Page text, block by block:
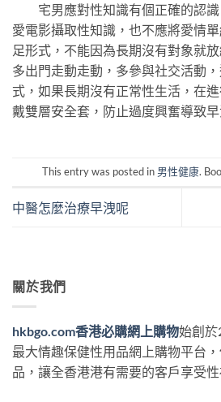
宅男應對性知識有個正確的認識
愛電影攝取性知識，也不應將愛情
足形式，不能因為長期沒有對象就
多出門走動走動，多參與社交活動
式，如果長期沒有正常性生活，在
戴雙層安全套，防止過度興奮導致
This entry was posted in 男性健康.
中醫怎麼治療早洩呢
關於我們
hkbgo.com香港必購網上購物始創
最大情趣保健性用品網上購物平台
品，讓全香港港有需要的客戶享受性